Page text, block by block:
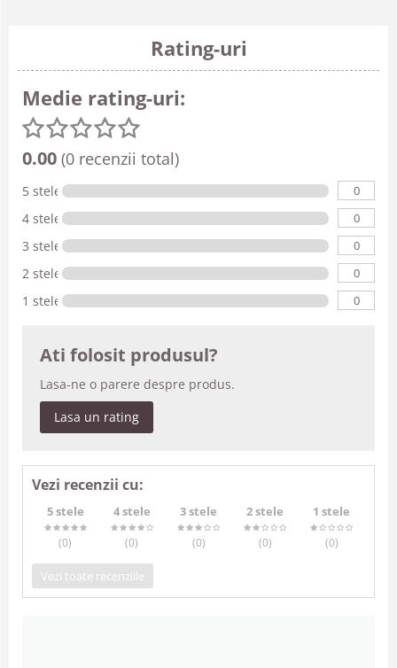
Rating-uri
Medie rating-uri:
0.00 (0 recenzii total)
5 stele 0
4 stele 0
3 stele 0
2 stele 0
1 stele 0
Ati folosit produsul?
Lasa-ne o parere despre produs.
Lasa un rating
Vezi recenzii cu:
5 stele
(0)
4 stele
(0)
3 stele
(0)
2 stele
(0)
1 stele
(0)
Vezi toate recenziile